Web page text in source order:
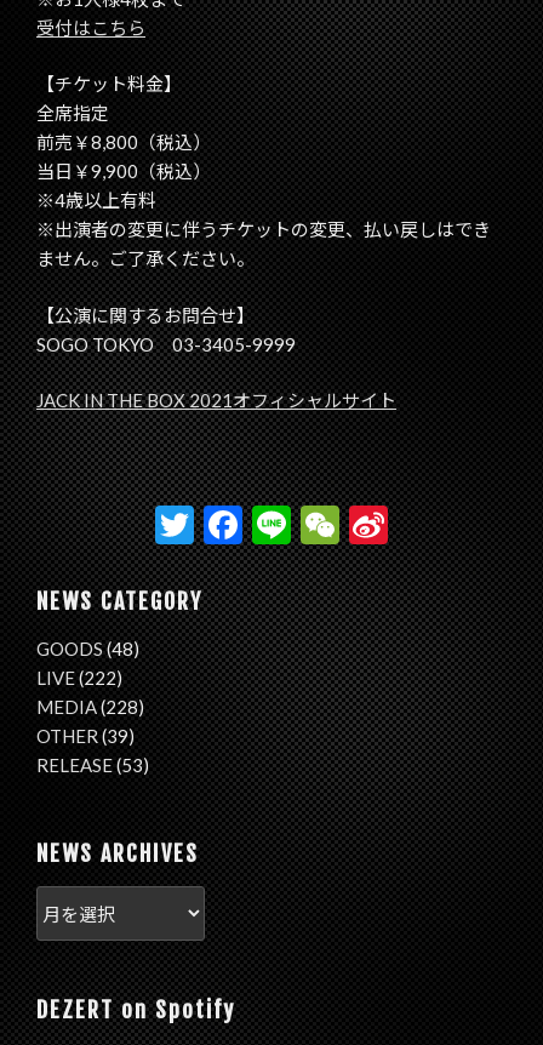
受付はこちら
【チケット料金】
全席指定
前売￥8,800（税込）
当日￥9,900（税込）
※4歳以上有料
※出演者の変更に伴うチケットの変更、払い戻しはでき
ません。ご了承ください。
【公演に関するお問合せ】
SOGO TOKYO 03-3405-9999
JACK IN THE BOX 2021オフィシャルサイト
T
w
itt
er
F
ac
e
b
o
o
k
Li
n
e
W
e
C
h
at
Si
n
a
W
ei
b
o
NEWS CATEGORY
GOODS(48)
LIVE(222)
MEDIA(228)
OTHER(39)
RELEASE(53)
NEWS ARCHIVES
DEZERT on Spotify